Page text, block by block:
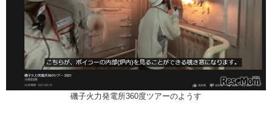
磯子火力発電所360度ツアーのようす